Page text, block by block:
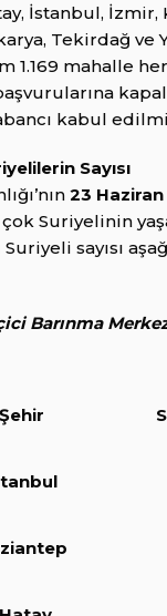
İstanbul, İzmir,
Tekirdağ ve
1.169 mahalle
kabul
Sayısı
23
Suriyelinin
sayısı
Barınma
Şehir